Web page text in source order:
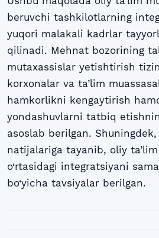
beruvchi tashkilotlarning
yuqori malakali kadrlar
qilinadi. Mehnat bozorining
mutaxassislar yetishtirish
korxonalar va ta’lim
hamkorlikni kengaytirish
yondashuvlarni tatbiq
asoslab berilgan.
natijalariga tayanib, oliy
o‘rtasidagi integratsiyani
bo‘yicha tavsiyalar berilgan.